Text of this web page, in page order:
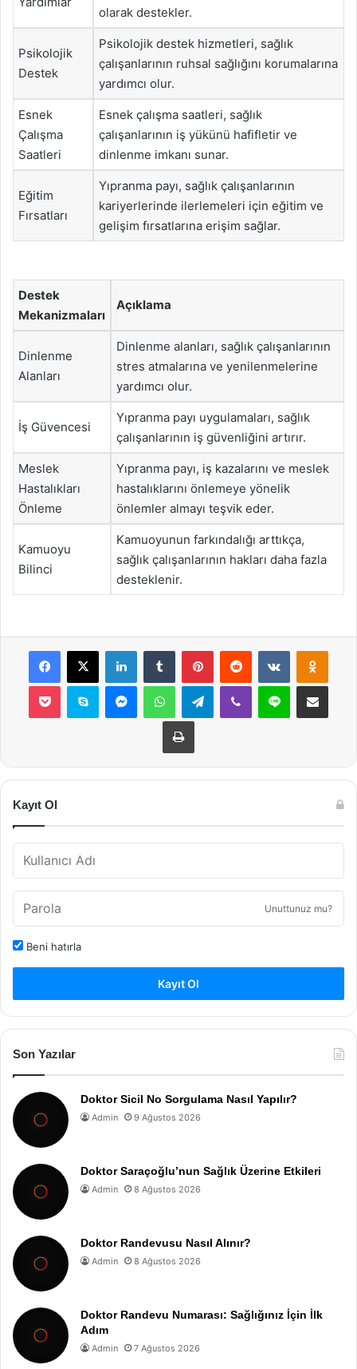
olarak destekler.
Psikolojik
Destek
Psikolojik destek hizmetleri, sağlık
çalışanlarının ruhsal sağlığını korumalarına
yardımcı olur.
Esnek
Çalışma
Saatleri
Esnek çalışma saatleri, sağlık
çalışanlarının iş yükünü hafifletir ve
dinlenme imkanı sunar.
Eğitim
Fırsatları
Yıpranma payı, sağlık çalışanlarının
kariyerlerinde ilerlemeleri için eğitim ve
gelişim fırsatlarına erişim sağlar.
Destek
Mekanizmaları
Açıklama
Dinlenme
Alanları
Dinlenme alanları, sağlık çalışanlarının
stres atmalarına ve yenilenmelerine
yardımcı olur.
İş Güvencesi
Yıpranma payı uygulamaları, sağlık
çalışanlarının iş güvenliğini artırır.
Meslek
Hastalıkları
Önleme
Yıpranma payı, iş kazalarını ve meslek
hastalıklarını önlemeye yönelik
önlemler almayı teşvik eder.
Kamuoyu
Bilinci
Kamuoyunun farkındalığı arttıkça,
sağlık çalışanlarının hakları daha fazla
desteklenir.
Facebook
X LinkedInTumblr PinterestReddit VKontakte
Pocket Skype MessengerWhatsAppTelegramViber Line E-Posta ile
Yazdır
Kayıt Ol
Unuttunuz mu?
Beni hatırla
Kayıt Ol
Son Yazılar
Doktor Sicil No Sorgulama Nasıl Yapılır?
Admin 9 Ağustos 2026
Doktor Saraçoğlu’nun Sağlık Üzerine Etkileri
Admin 8 Ağustos 2026
Doktor Randevusu Nasıl Alınır?
Admin 8 Ağustos 2026
Doktor Randevu Numarası: Sağlığınız İçin İlk
Adım
Admin 7 Ağustos 2026